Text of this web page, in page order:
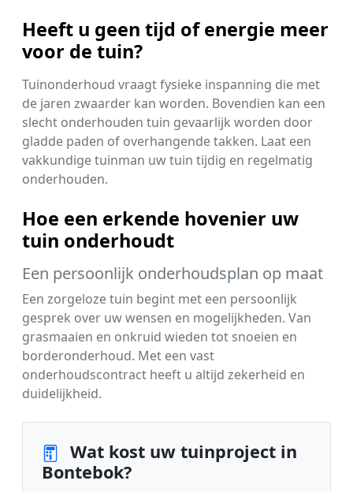
Heeft u geen tijd of energie meer
voor de tuin?
Tuinonderhoud vraagt fysieke inspanning die met
de jaren zwaarder kan worden. Bovendien kan een
slecht onderhouden tuin gevaarlijk worden door
gladde paden of overhangende takken. Laat een
vakkundige tuinman uw tuin tijdig en regelmatig
onderhouden.
Hoe een erkende hovenier uw
tuin onderhoudt
Een persoonlijk onderhoudsplan op maat
Een zorgeloze tuin begint met een persoonlijk
gesprek over uw wensen en mogelijkheden. Van
grasmaaien en onkruid wieden tot snoeien en
borderonderhoud. Met een vast
onderhoudscontract heeft u altijd zekerheid en
duidelijkheid.
Wat kost uw tuinproject in
Bontebok?